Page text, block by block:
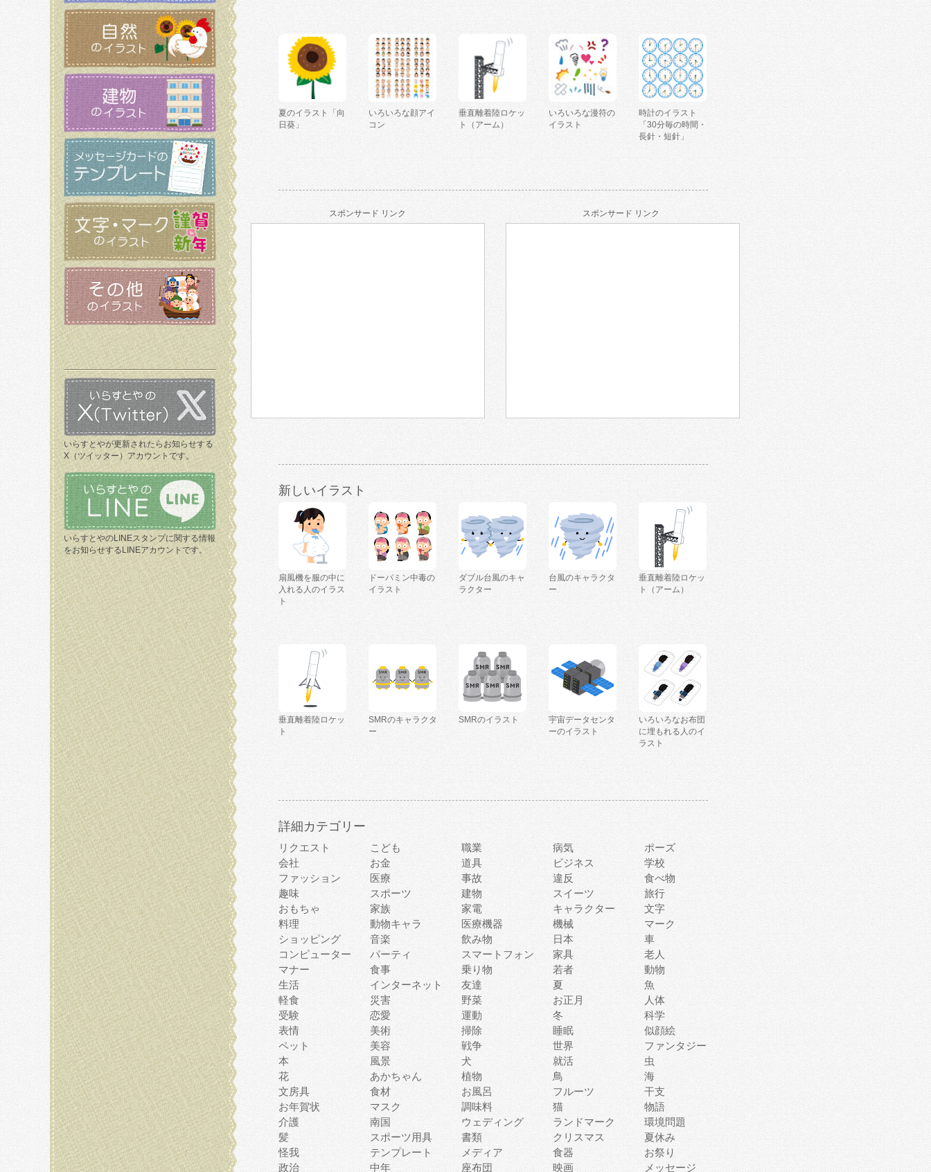
いらすとやが更新されたらお知らせする
X（ツイッター）アカウントです。
いらすとやのLINEスタンプに関する情報
をお知らせするLINEアカウントです。
夏のイラスト「向
日葵」
いろいろな顔アイ
コン
垂直離着陸ロケッ
ト（アーム）
いろいろな漫符の
イラスト
時計のイラスト
「30分毎の時間・
長針・短針」
スポンサード リンク スポンサード リンク
新しいイラスト
扇風機を服の中に
入れる人のイラス
ト
ドーパミン中毒の
イラスト
ダブル台風のキャ
ラクター
台風のキャラクタ
ー
垂直離着陸ロケッ
ト（アーム）
垂直離着陸ロケッ
ト
SMRのキャラクタ
ー
SMRのイラスト
宇宙データセンタ
ーのイラスト
いろいろなお布団
に埋もれる人のイ
ラスト
詳細カテゴリー
リクエスト こども 職業 病気
ポーズ
会社
お金 道具 ビジネス
学校
ファッション
医療 事故 違反
食べ物
趣味
スポーツ 建物 スイーツ
旅行
おもちゃ
家族 家電 キャラクター
文字
料理
動物キャラ 医療機器 機械
マーク
ショッピング
音楽 飲み物 日本
車
コンピューター
パーティ スマートフォン 家具
老人
マナー
食事 乗り物 若者
動物
生活
インターネット 友達 夏
魚
軽食
災害 野菜 お正月
人体
受験
恋愛 運動 冬
科学
表情
美術 掃除 睡眠
似顔絵
ペット
美容 戦争 世界
ファンタジー
本
風景 犬 就活
虫
花
あかちゃん 植物 鳥
海
文房具
食材 お風呂 フルーツ
干支
お年賀状
マスク 調味料 猫
物語
介護
南国 ウェディング ランドマーク
環境問題
髪
スポーツ用具 書類 クリスマス
夏休み
怪我
テンプレート メディア 食器
お祭り
政治
中年 座布団 映画 メッセージ